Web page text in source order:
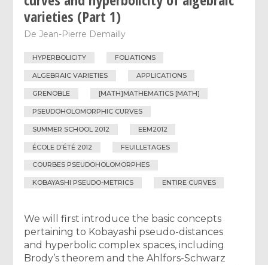
varieties (Part 1)
DeJean-Pierre Demailly
HYPERBOLICITY FOLIATIONS
ALGEBRAIC VARIETIES APPLICATIONS
GRENOBLE [MATH]MATHEMATICS [MATH]
PSEUDOHOLOMORPHIC CURVES
SUMMER SCHOOL 2012 EEM2012
ÉCOLE D’ÉTÉ 2012 FEUILLETAGES
COURBES PSEUDOHOLOMORPHES
KOBAYASHI PSEUDO-METRICS ENTIRE CURVES
We will first introduce the basic concepts
pertaining to Kobayashi pseudo-distances
and hyperbolic complex spaces, including
Brody’s theorem and the Ahlfors-Schwarz